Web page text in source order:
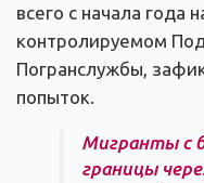
всего с начала года
контролируемом
Погранслужбы,
попыток.
Мигранты с
границы